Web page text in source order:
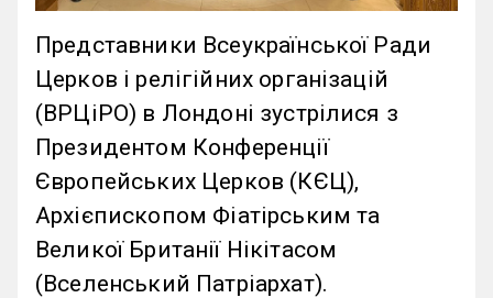
Представники Всеукраїнської Ради
Церков і релігійних організацій
(ВРЦіРО) в Лондоні зустрілися з
Президентом Конференції
Європейських Церков (КЄЦ),
Архієпископом Фіатірським та
Великої Британії Нікітасом
(Вселенський Патріархат).